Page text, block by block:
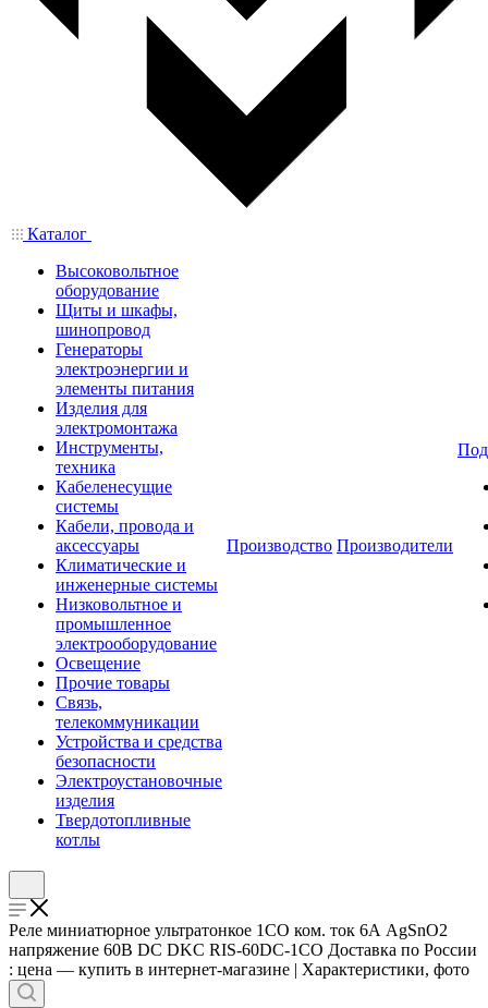
Каталог
Высоковольтное
оборудование
Щиты и шкафы,
шинопровод
Генераторы
электроэнергии и
элементы питания
Изделия для
электромонтажа
Инструменты,
техника
Кабеленесущие
системы
Кабели, провода и
аксессуары
Климатические и
инженерные системы
Низковольтное и
промышленное
электрооборудование
Освещение
Прочие товары
Связь,
телекоммуникации
Устройства и средства
безопасности
Электроустановочные
изделия
Твердотопливные
котлы
Производство Производители
Реле миниатюрное ультратонкое 1CO ком. ток 6А AgSnO2
напряжение 60В DC DKC RIS-60DC-1CO Доставка по России
: цена — купить в интернет-магазине | Характеристики, фото